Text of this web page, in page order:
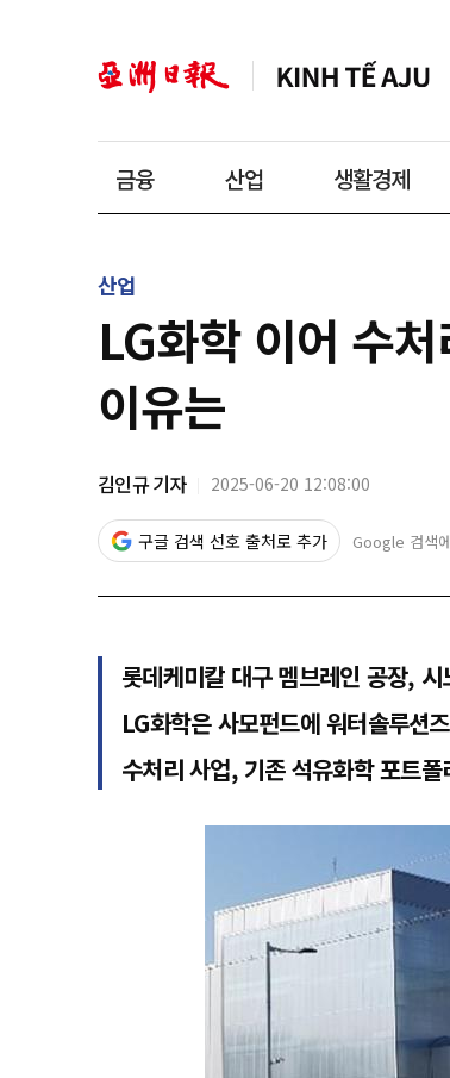
금융 산업 생활경제
산업
LG화학 이어 수
이유는
김인규 기자 2025-06-20 12:08:00
구글 검색 선호 출처로 추가 Google 검색
롯데케미칼 대구 멤브레인 공장,
LG화학은 사모펀드에 워터솔루션
수처리 사업, 기존 석유화학 포트